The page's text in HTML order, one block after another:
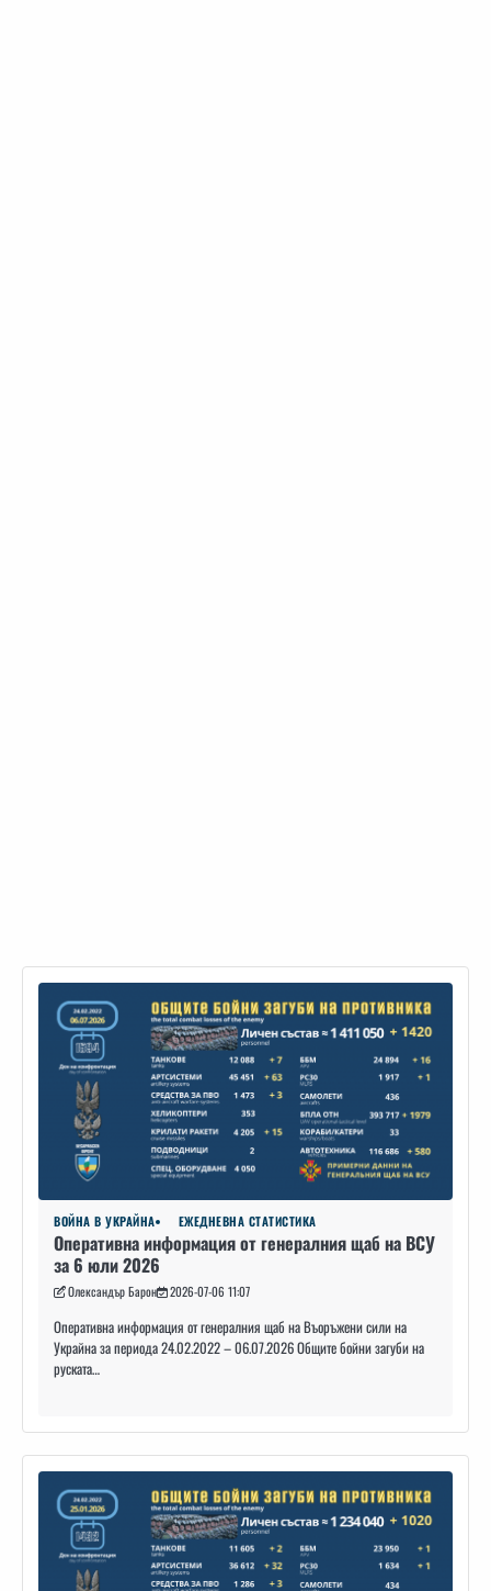
ВОЙНА В УКРАЙНА ЕЖЕДНЕВНА СТАТИСТИКА
Оперативна информация от генералния щаб на ВСУ
за 6 юли 2026
Олександър Барон 2026-07-06 11:07
Оперативна информация от генералния щаб на Въоръжени сили на
Украйна за периода 24.02.2022 – 06.07.2026 Общите бойни загуби на
руската…